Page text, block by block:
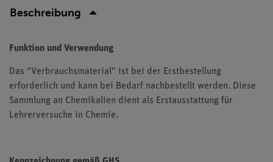
Beschreibung
Funktion und Verwendung
Das "Verbrauchsmaterial" ist bei der Erstbestellung
erforderlich und kann bei Bedarf nachbestellt werden. Diese
Sammlung an Chemikalien dient als Erstausstattung für
Lehrerversuche in Chemie.